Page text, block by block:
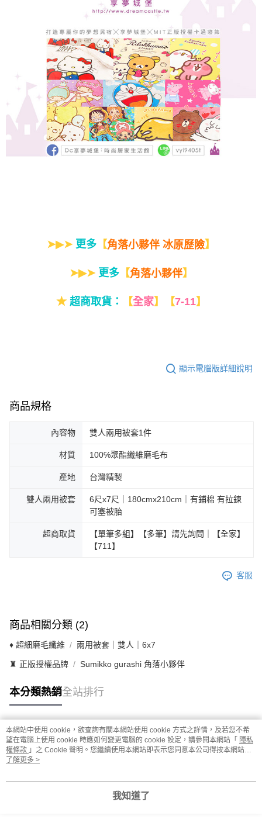
➤▶➤ 更多 【角落小夥伴 冰原歷險】
➤▶➤ 更多【角落小夥伴】
★超商取貨： 【全家】【7-11】
顯示電腦版詳細說明
商品規格
內容物 雙人兩用被套1件
材質 100℅聚酯纖維磨毛布
產地 台灣精製
雙人兩用被套
6尺x7尺｜180cmx210cm｜有鋪棉 有拉鍊
可塞被胎
超商取貨
【單筆多組】【多筆】請先詢問｜【全家】
【711】
客服
商品相關分類 (2)
♦ 超細磨毛纖維 兩用被套｜雙人｜6x7
♜ 正版授權品牌 Sumikko gurashi 角落小夥伴
本分類熱銷全站排行
熱門標籤
本網站中使用 cookie，欲查詢有關本網站使用 cookie 方式之詳情，及若您不希
望在電腦上使用 cookie 時應如何變更電腦的 cookie 設定，請參閱本網站「 隱私
權條款 」之 Cookie 聲明。您繼續使用本網站即表示您同意本公司得按本網站使
用條款之 Cookie 聲明使用 cookie。
了解更多 >
我知道了